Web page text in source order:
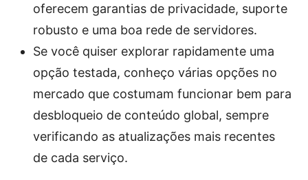
oferecem garantias de privacidade, suporte
robusto e uma boa rede de servidores.
Se você quiser explorar rapidamente uma
opção testada, conheço várias opções no
mercado que costumam funcionar bem para
desbloqueio de conteúdo global, sempre
verificando as atualizações mais recentes
de cada serviço.